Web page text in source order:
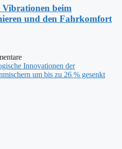
Vibrationen beim
und den Fahrkomfort